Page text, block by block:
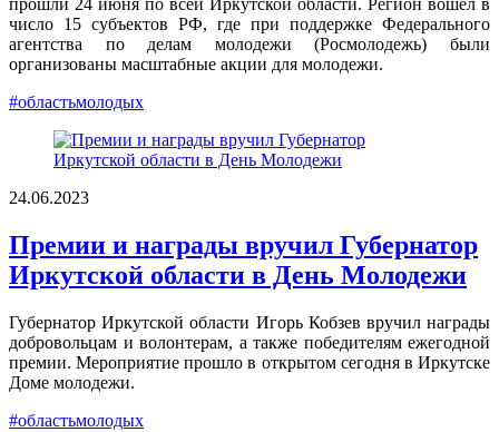
прошли 24 июня по всей Иркутской области. Регион вошел в
число 15 субъектов РФ, где при поддержке Федерального
агентства по делам молодежи (Росмолодежь) были
организованы масштабные акции для молодежи.
#областьмолодых
24.06.2023
Премии и награды вручил Губернатор
Иркутской области в День Молодежи
Губернатор Иркутской области Игорь Кобзев вручил награды
добровольцам и волонтерам, а также победителям ежегодной
премии. Мероприятие прошло в открытом сегодня в Иркутске
Доме молодежи.
#областьмолодых